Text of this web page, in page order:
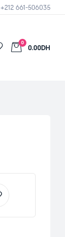
+212 661-506035
0
0.00DH